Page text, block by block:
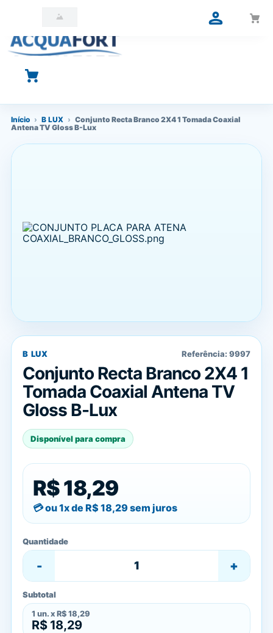
O que você está procurando?
Início › B LUX › Conjunto Recta Branco 2X4 1 Tomada Coaxial
Antena TV Gloss B-Lux
B LUX Referência: 9997
Conjunto Recta Branco 2X4 1
Tomada Coaxial Antena TV
Gloss B-Lux
Disponível para compra
R$ 18,29
ou 1x de R$ 18,29 sem juros
Quantidade
- +
Subtotal
1 un. x R$ 18,29
R$ 18,29